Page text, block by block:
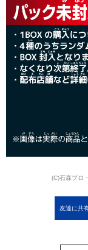
(C)石森プロ
友達に共